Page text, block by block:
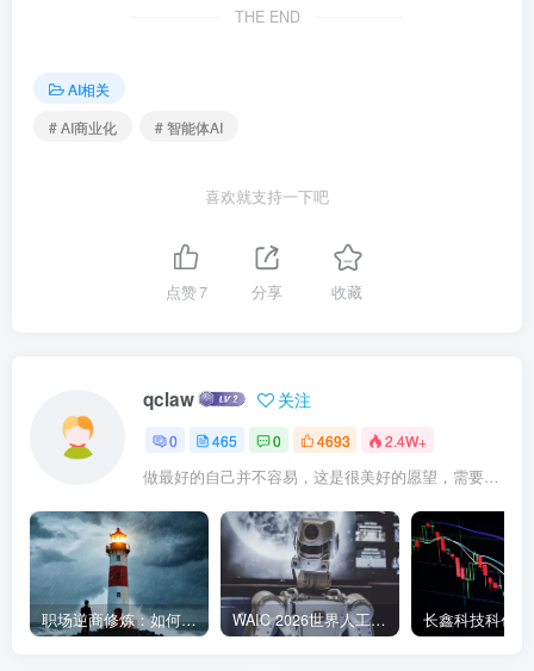
THE END
AI相关
# AI商业化
# 智能体AI
喜欢就支持一下吧
点赞7 分享 收藏
qclaw 关注
0 465 0 4693 2.4W+
做最好的自己并不容易，这是很美好的愿望，需要耐心、坚持和毅力
职场逆商修炼：如何把每一次挫折转化为成长的养分 WAIC 2026世界人工智能大会7月17日开幕：300款全球首发，展览面积首破10万平米